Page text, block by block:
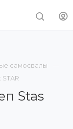
самосвалы
Stas